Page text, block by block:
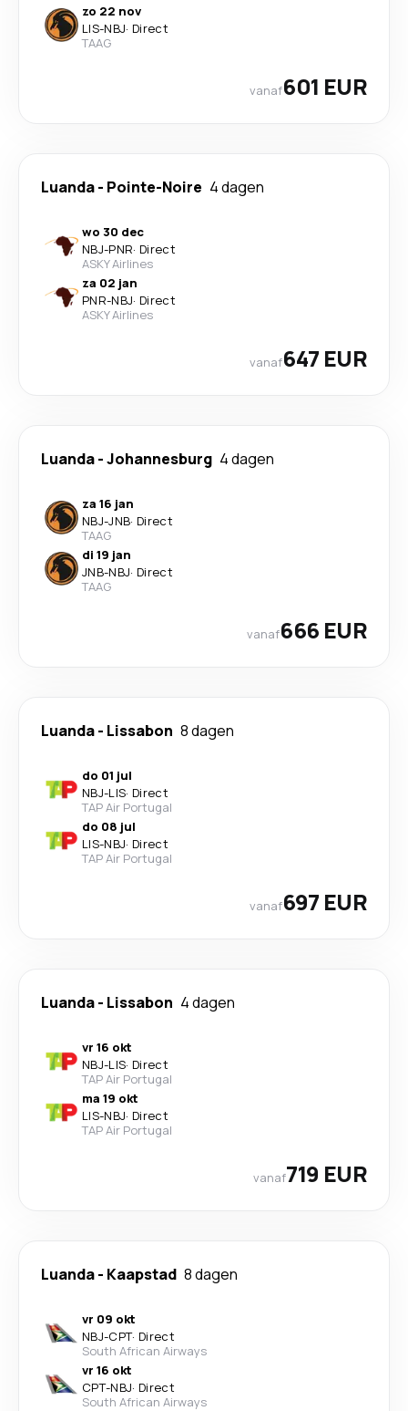
zo 22 nov
LIS-NBJ· Direct
TAAG
vanaf601 EUR
Luanda- Pointe-Noire 4 dagen
wo 30 dec
NBJ-PNR· Direct
ASKY Airlines
za 02 jan
PNR-NBJ· Direct
ASKY Airlines
vanaf647 EUR
Luanda-Johannesburg 4 dagen
za 16 jan
NBJ-JNB· Direct
TAAG
di 19 jan
JNB-NBJ· Direct
TAAG
vanaf666 EUR
Luanda- Lissabon 8 dagen
do 01 jul
NBJ-LIS· Direct
TAP Air Portugal
do 08 jul
LIS-NBJ· Direct
TAP Air Portugal
vanaf697 EUR
Luanda- Lissabon 4 dagen
vr 16 okt
NBJ-LIS· Direct
TAP Air Portugal
ma 19 okt
LIS-NBJ· Direct
TAP Air Portugal
vanaf719 EUR
Luanda- Kaapstad 8 dagen
vr 09 okt
NBJ-CPT· Direct
South African Airways
vr 16 okt
CPT-NBJ· Direct
South African Airways